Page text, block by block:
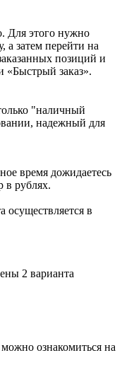
Для этого нужно
а затем перейти на
позиций и
«Быстрый заказ».
"наличный
надежный для
время дожидаетесь
в рублях.
осуществляется в
2 варианта
ознакомиться на